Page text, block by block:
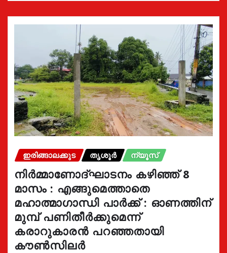
ഇരിങ്ങാലക്കുട തൃശൂർ ന്യൂസ്
നിർമ്മാണോദ്ഘാടനം കഴിഞ്ഞ് 8
മാസം : എങ്ങുമെത്താതെ
മഹാത്മാഗാന്ധി പാർക്ക് : ഓണത്തിന്
മുമ്പ് പണിതീർക്കുമെന്ന്
കരാറുകാരൻ പറഞ്ഞതായി
കൗൺസിലർ